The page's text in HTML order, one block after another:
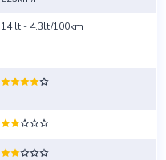
14 lt - 4.3lt/100km